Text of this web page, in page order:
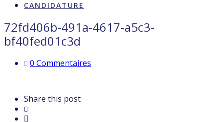
CANDIDATURE
72fd406b-491a-4617-a5c3-
bf40fed01c3d
0 Commentaires
Share this post